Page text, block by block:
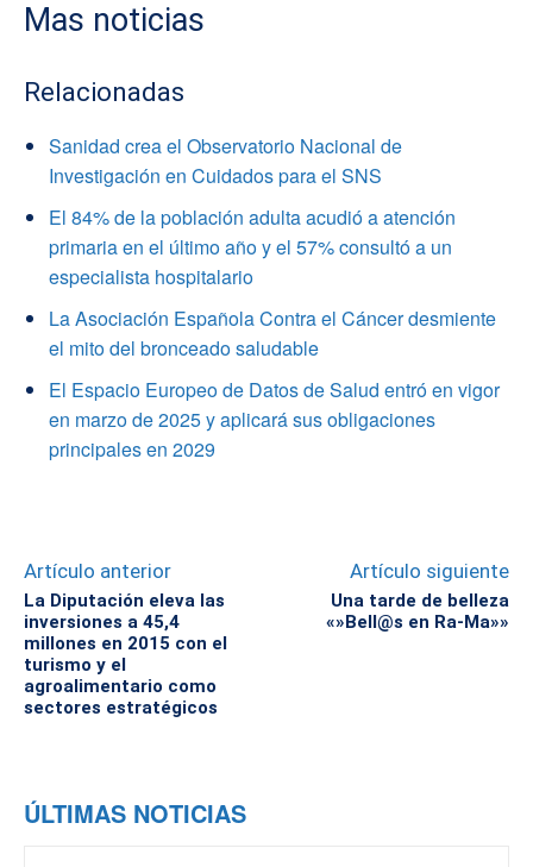
Mas noticias
Relacionadas
Sanidad crea el Observatorio Nacional de
Investigación en Cuidados para el SNS
El 84% de la población adulta acudió a atención
primaria en el último año y el 57% consultó a un
especialista hospitalario
La Asociación Española Contra el Cáncer desmiente
el mito del bronceado saludable
El Espacio Europeo de Datos de Salud entró en vigor
en marzo de 2025 y aplicará sus obligaciones
principales en 2029
Artículo anterior
La Diputación eleva las
inversiones a 45,4
millones en 2015 con el
turismo y el
agroalimentario como
sectores estratégicos
Artículo siguiente
Una tarde de belleza
«»Bell@s en Ra-Ma»»
ÚLTIMAS NOTICIAS